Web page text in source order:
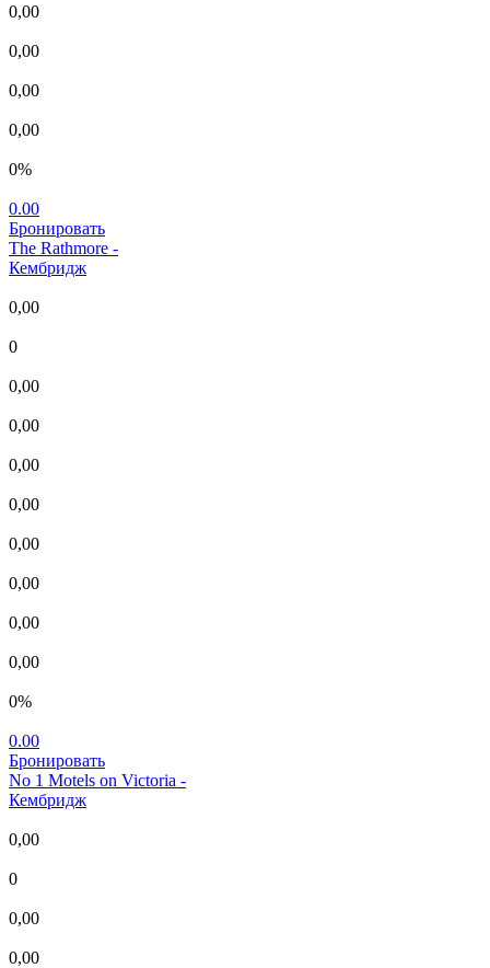
0,00
0,00
0,00
0,00
0%
0.00
Бронировать
The Rathmore -
Кембридж
0,00
0
0,00
0,00
0,00
0,00
0,00
0,00
0,00
0,00
0%
0.00
Бронировать
No 1 Motels on Victoria -
Кембридж
0,00
0
0,00
0,00